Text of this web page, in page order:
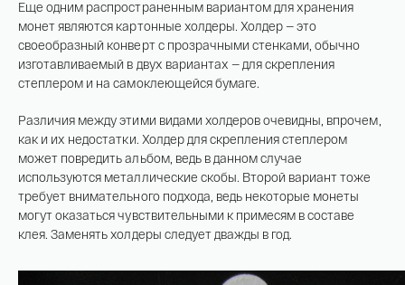
Еще одним распространенным вариантом для хранения
монет являются картонные холдеры. Холдер — это
своеобразный конверт с прозрачными стенками, обычно
изготавливаемый в двух вариантах — для скрепления
степлером и на самоклеющейся бумаге.
Различия между этими видами холдеров очевидны, впрочем,
как и их недостатки. Холдер для скрепления степлером
может повредить альбом, ведь в данном случае
используются металлические скобы. Второй вариант тоже
требует внимательного подхода, ведь некоторые монеты
могут оказаться чувствительными к примесям в составе
клея. Заменять холдеры следует дважды в год.